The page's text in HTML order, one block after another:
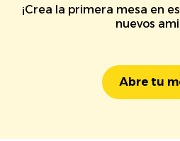
¡Crea la primera mesa en
nuevos
Abre tu